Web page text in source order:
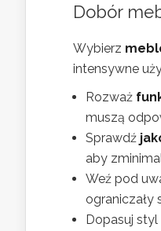
Dobór
Wybierz
intensywne
Rozważ
muszą
Sprawdź
aby
Weź pod
ograniczały
Dopasuj